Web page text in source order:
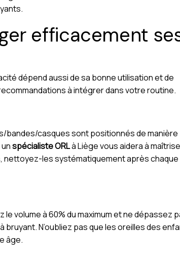
efficacement
dépend aussi de sa bonne utilisation et de
à intégrer dans votre routine.
bandes/casques sont positionnés de manière
spécialiste ORLà Liège vous aidera à
nettoyez-les systématiquement après
volume à 60% du maximum et ne dépassez
N’oubliez pas que les oreilles des
âge.